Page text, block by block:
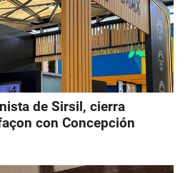
de Sirsil, cierra
con Concepción